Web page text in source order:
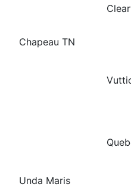
Chapeau TN
Unda Maris